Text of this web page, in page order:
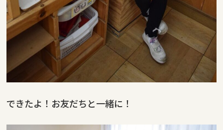
できたよ！お友だちと一緒に！